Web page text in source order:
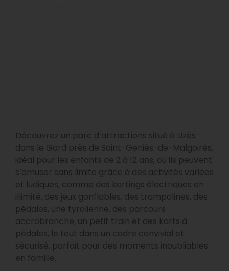
Découvrez un parc d’attractions situé à Uzès
dans le Gard près de Saint-Geniès-de-Malgoirès,
idéal pour les enfants de 2 à 12 ans, où ils peuvent
s’amuser sans limite grâce à des activités variées
et ludiques, comme des kartings électriques en
illimité, des jeux gonflables, des trampolines, des
pédalos, une tyrolienne, des parcours
accrobranche, un petit train et des karts à
pédales, le tout dans un cadre convivial et
sécurisé, parfait pour des moments inoubliables
en famille.